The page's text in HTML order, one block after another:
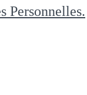
Personnelles.